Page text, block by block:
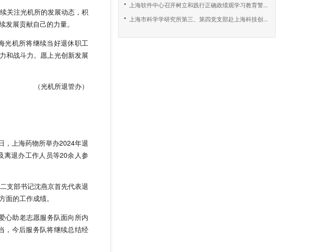
关注光机所的发展动态，积
展贡献自己的力量。
光机所将继续当好退休职工
和战斗力。愿上光创新发展
（光机所退管办）
，上海药物所举办2024年退
离退办工作人员等20余人参
支部书记沈燕京首先代表退
的工作成绩。
心助老志愿服务队面向所内
，今后服务队将继续总结经
上海软件中心召开树立和践行正确政绩观学习教育警...
上海市科学学研究所第三、第四党支部赴上海科技创...